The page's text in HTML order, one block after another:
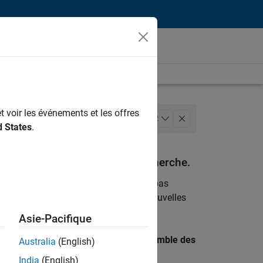
2
à vos critères de recherche.
. Si malgré tout vous ne trouvez pas
pour vous tenir au courant des nouvelles
par lieu pour trouver l’ensemble des
voir les événements et les offres
States.
Asie-Pacifique
Australia (English)
India (English)